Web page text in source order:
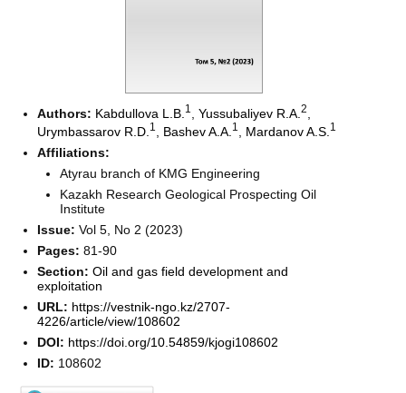
Authors: Kabdullova L.B. 1 ,Yussubaliyev R.A.2
Urymbassarov R.D. 1 Bashev A.A. 1 Mardanov A.S. 1
Affiliations:
Atyrau branch of KMG Engineering
Kazakh Research Geological Prospecting Oil
Institute
Issue:Vol 5, No 2 (2023)
Pages:81-90
Section:Oil and gas field development and
exploitation
URL: https://vestnik-ngo.kz/2707-
4226/article/view/108602
DOI: https://doi.org/10.54859/kjogi108602
ID: 108602